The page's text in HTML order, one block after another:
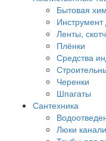
Бытовая
Инструмент
Ленты,
Плёнки
Средства
Черенки
Шпагаты
Сантехника
Люки